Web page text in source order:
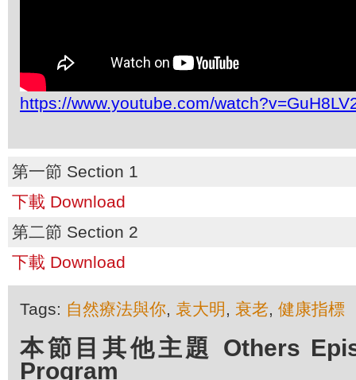
https://www.youtube.com/
第一節 Section 1
下載 Download
第二節 Section 2
下載 Download
Tags: 自然療法與你, 袁大明 , 衰老, 健康指標
本節目其他主題 Others
Program